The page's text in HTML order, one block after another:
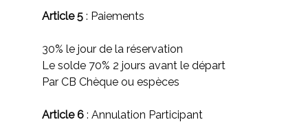
Article 5 : Paiements
30% le jour de la réservation
Le solde 70% 2 jours avant le départ
Par CB Chèque ou espèces
Article 6 : Annulation Participant